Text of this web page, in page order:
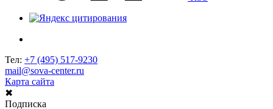
Тел: +7 (495) 517-9230
mail@sova-center.ru
Карта сайта
✖
Подписка